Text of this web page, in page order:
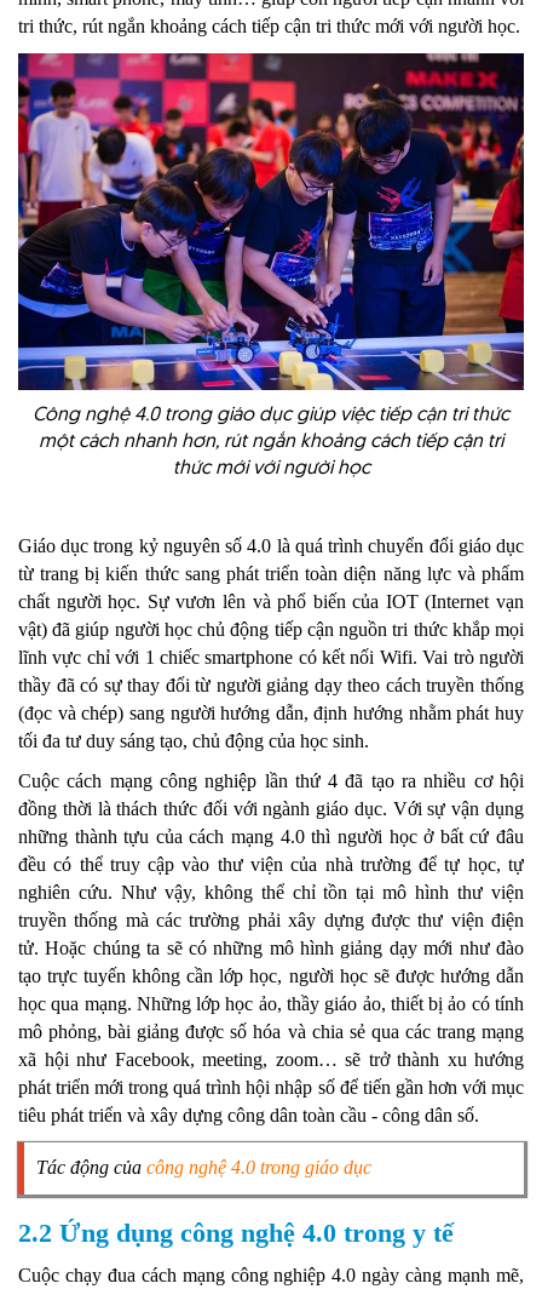
tri thức, rút ngắn khoảng cách tiếp cận tri thức mới với người học.
Công nghệ 4.0 trong giáo dục giúp việc tiếp cận tri thức
một cách nhanh hơn, rút ngắn khoảng cách tiếp cận tri
thức mới với người học
Giáo dục trong kỷ nguyên số 4.0 là quá trình chuyển đổi giáo dục
từ trang bị kiến thức sang phát triển toàn diện năng lực và phẩm
chất người học. Sự vươn lên và phổ biến của IOT (Internet vạn
vật) đã giúp người học chủ động tiếp cận nguồn tri thức khắp mọi
lĩnh vực chỉ với 1 chiếc smartphone có kết nối Wifi. Vai trò người
thầy đã có sự thay đổi từ người giảng dạy theo cách truyền thống
(đọc và chép) sang người hướng dẫn, định hướng nhằm phát huy
tối đa tư duy sáng tạo, chủ động của học sinh.
Cuộc cách mạng công nghiệp lần thứ 4 đã tạo ra nhiều cơ hội
đồng thời là thách thức đối với ngành giáo dục. Với sự vận dụng
những thành tựu của cách mạng 4.0 thì người học ở bất cứ đâu
đều có thể truy cập vào thư viện của nhà trường để tự học, tự
nghiên cứu. Như vậy, không thể chỉ tồn tại mô hình thư viện
truyền thống mà các trường phải xây dựng được thư viện điện
tử. Hoặc chúng ta sẽ có những mô hình giảng dạy mới như đào
tạo trực tuyến không cần lớp học, người học sẽ được hướng dẫn
học qua mạng. Những lớp học ảo, thầy giáo ảo, thiết bị ảo có tính
mô phỏng, bài giảng được số hóa và chia sẻ qua các trang mạng
xã hội như Facebook, meeting, zoom… sẽ trở thành xu hướng
phát triển mới trong quá trình hội nhập số để tiến gần hơn với mục
tiêu phát triển và xây dựng công dân toàn cầu - công dân số.
Tác động của công nghệ 4.0 trong giáo dục
2.2 Ứng dụng công nghệ 4.0 trong y tế
Cuộc chạy đua cách mạng công nghiệp 4.0 ngày càng mạnh mẽ,